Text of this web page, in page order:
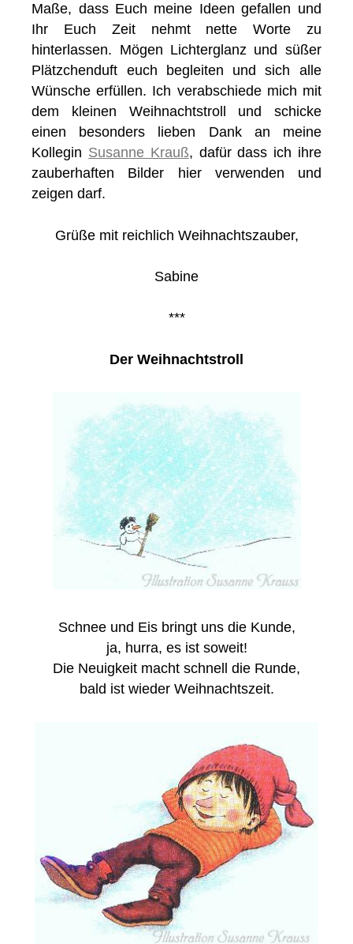
Maße, dass Euch meine Ideen gefallen und
Ihr Euch Zeit nehmt nette Worte zu
hinterlassen. Mögen Lichterglanz und süßer
Plätzchenduft euch begleiten und sich alle
Wünsche erfüllen. Ich verabschiede mich mit
dem kleinen Weihnachtstroll und schicke
einen besonders lieben Dank an meine
Kollegin Susanne Krauß, dafür dass ich ihre
zauberhaften Bilder hier verwenden und
zeigen darf.
Grüße mit reichlich Weihnachtszauber,
Sabine
***
Der Weihnachtstroll
Schnee und Eis bringt uns die Kunde,
ja, hurra, es ist soweit!
Die Neuigkeit macht schnell die Runde,
bald ist wieder Weihnachtszeit.